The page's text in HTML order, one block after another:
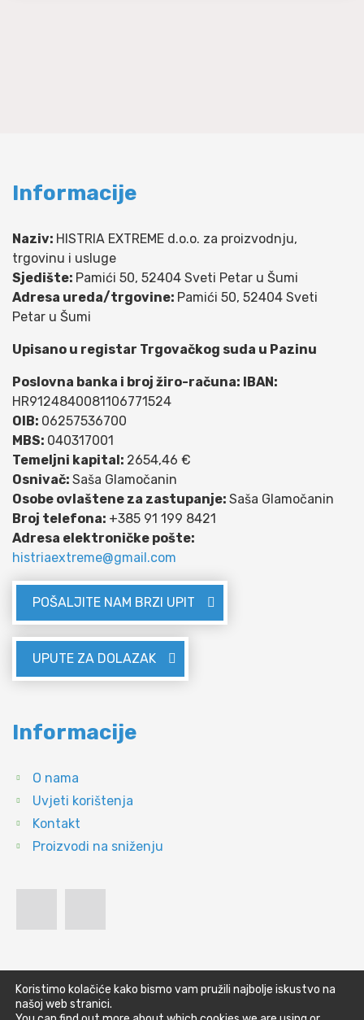
Informacije
Naziv: HISTRIA EXTREME d.o.o. za proizvodnju,
trgovinu i usluge
Sjedište: Pamići 50, 52404 Sveti Petar u Šumi
Adresa ureda/trgovine: Pamići 50, 52404 Sveti
Petar u Šumi
Upisano u registar Trgovačkog suda u Pazinu
Poslovna banka i broj žiro-računa: IBAN:
HR9124840081106771524
OIB: 06257536700
MBS: 040317001
Temeljni kapital: 2654,46 €
Osnivač: Saša Glamočanin
Osobe ovlaštene za zastupanje: Saša Glamočanin
Broj telefona: +385 91 199 8421
Adresa elektroničke pošte:
histriaextreme@gmail.com
POŠALJITE NAM BRZI UPIT
UPUTE ZA DOLAZAK
Informacije
O nama
Uvjeti korištenja
Kontakt
Proizvodi na sniženju
Koristimo kolačiće kako bismo vam pružili najbolje iskustvo na
našoj web stranici.